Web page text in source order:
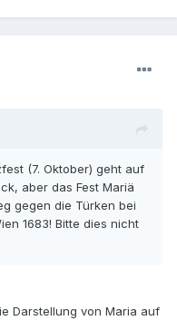
(7. Oktober) geht auf
aber das Fest Mariä
gegen die Türken bei
1683! Bitte dies nicht
Darstellung von Maria auf